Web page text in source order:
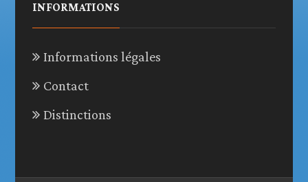
INFORMATIONS
Informations légales
Contact
Distinctions